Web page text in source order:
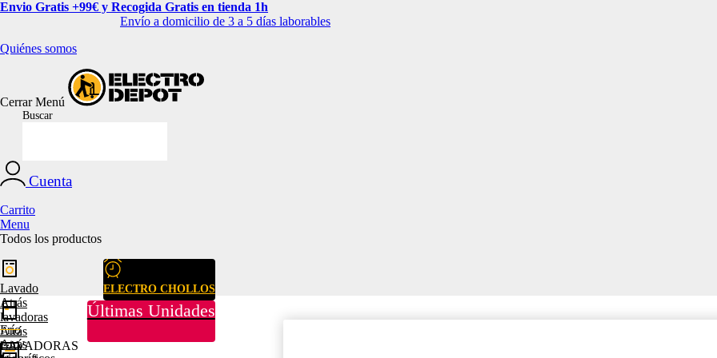
Envio Gratis +99€ y Recogida Gratis en tienda 1h
Envío a domicilio de 3 a 5 días laborables
Quiénes somos
CerrarMenú
Buscar
Cuenta
Carrito
Menu
Todos los productos
ELECTRO CHOLLOS
Últimas Unidades
Lavado
Atrás
lavadoras
Atrás
LAVADORAS
Frío
Atrás